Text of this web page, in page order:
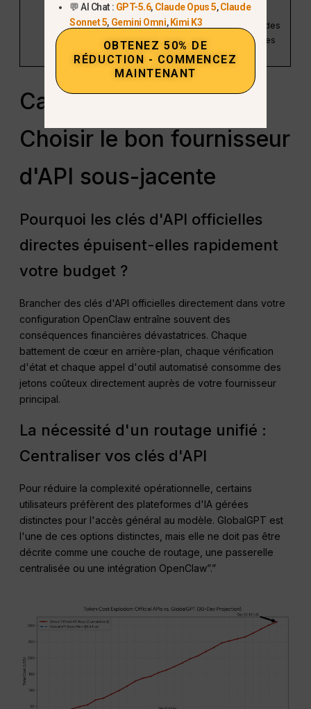
et des
aperçus des
ressources
locales.
Cadre décisionnel :
Choisir le bon fournisseur
d'API sous-jacente
Pourquoi les clés d'API officielles
directes épuisent-elles rapidement
votre budget ?
Brancher des clés d'API officielles directement dans votre
configuration OpenClaw entraîne souvent des
conséquences financières dévastatrices. Chaque
battement de cœur en arrière-plan, chaque vérification
d'état et chaque appel d'outil automatisé consomme des
jetons coûteux directement auprès de votre fournisseur
principal.
La nécessité d'un routage unifié :
Centraliser vos clés d'API
Pour réduire la complexité opérationnelle, certains
utilisateurs préfèrent des plateformes d'IA gérées
distinctes pour l'accès général au modèle. GlobalGPT est
l'une de ces options distinctes, mais elle ne doit pas être
décrite comme une couche de routage, une passerelle
centralisée ou une intégration OpenClaw”.”
💬 AI Chat : GPT-5.6, Claude Opus 5,Claude
Sonnet 5, Gemini Omni, Kimi K3
OBTENEZ 50% DE
RÉDUCTION - COMMENCEZ
MAINTENANT